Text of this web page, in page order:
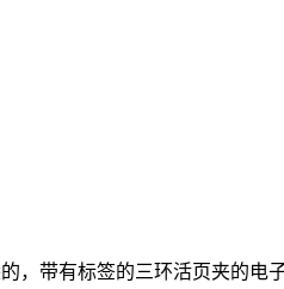
，带有标签的三环活页夹的